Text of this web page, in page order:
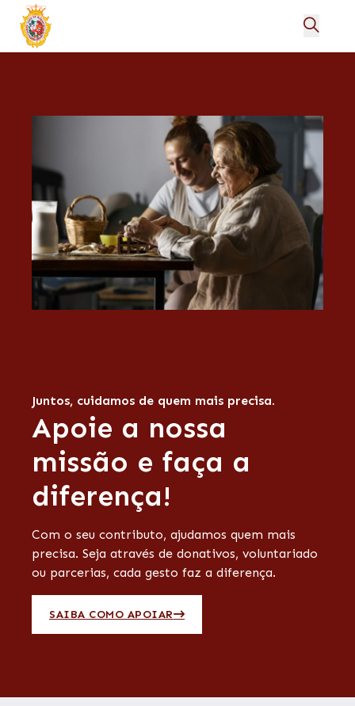
Apoie a nossa
missão e faça a
diferença!
Com o seu contributo, ajudamos quem mais
precisa. Seja através de donativos, voluntariado
ou parcerias, cada gesto faz a diferença.
SAIBA COMO APOIAR
Juntos, cuidamos de quem mais precisa.